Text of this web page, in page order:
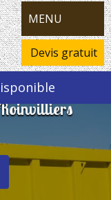
MENU
Devis gratuit